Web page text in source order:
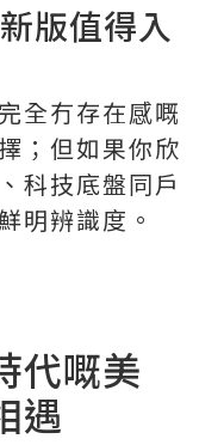
版值得入
全冇存在感嘅
；但如果你欣
科技底盤同戶
明辨識度。
代嘅美
遇